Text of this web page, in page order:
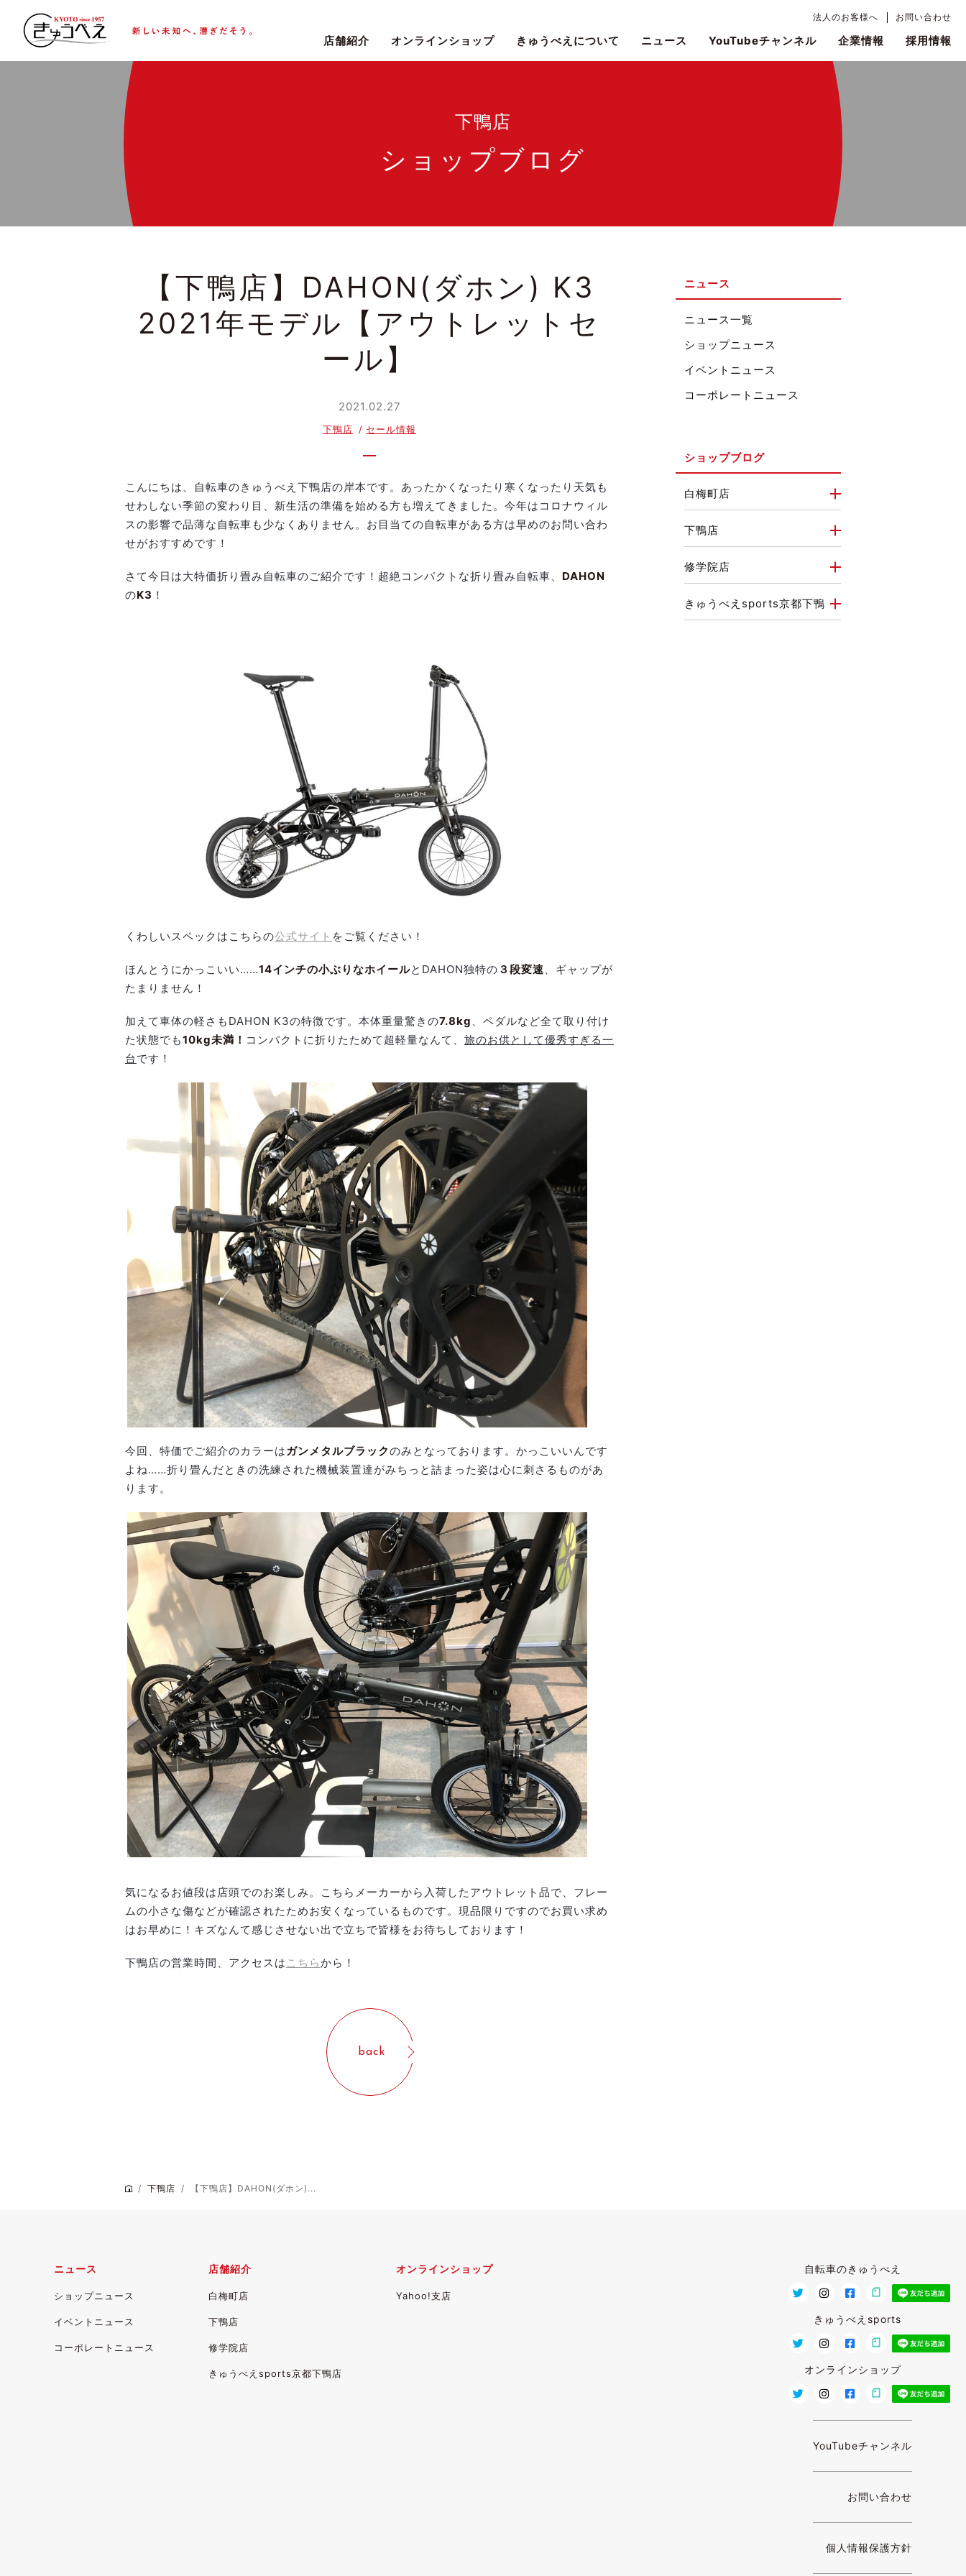
法人のお客様へ お問い合わせ
店舗紹介 オンラインショップ きゅうべえについて ニュース YouTubeチャンネル 企業情報 採用情報
下鴨店
ショップブログ
【下鴨店】DAHON(ダホン) K3
2021年モデル【アウトレットセ
ール】
2021.02.27
下鴨店 セール情報
こんにちは、自転車のきゅうべえ下鴨店の岸本です。あったかくなったり寒くなったり天気も
せわしない季節の変わり目、新生活の準備を始める方も増えてきました。今年はコロナウィル
スの影響で品薄な自転車も少なくありません。お目当ての自転車がある方は早めのお問い合わ
せがおすすめです！
さて今日は大特価折り畳み自転車のご紹介です！超絶コンパクトな折り畳み自転車、 DAHON
のK3 ！
くわしいスペックはこちらの公式サイト をご覧ください！
ほんとうにかっこいい……14インチの小ぶりなホイールとDAHON独特の ３段変速、ギャップが
たまりません！
加えて車体の軽さもDAHON K3の特徴です。本体重量驚きの7.8kg 、ペダルなど全て取り付け
た状態でも10kg未満！ コンパクトに折りたためて超軽量なんて、 旅のお供として優秀すぎる一
台です！
今回、特価でご紹介のカラーはガンメタルブラックのみとなっております。かっこいいんです
よね……折り畳んだときの洗練された機械装置達がみちっと詰まった姿は心に刺さるものがあ
ります。
気になるお値段は店頭でのお楽しみ。こちらメーカーから入荷したアウトレット品で、フレー
ムの小さな傷などが確認されたためお安くなっているものです。現品限りですのでお買い求め
はお早めに！キズなんて感じさせない出で立ちで皆様をお待ちしております！
下鴨店の営業時間、アクセスは こちらから！
back
ニュース
ニュース一覧
ショップニュース
イベントニュース
コーポレートニュース
ショップブログ
白梅町店
下鴨店
修学院店
きゅうべえsports京都下鴨
下鴨店 【下鴨店】DAHON(ダホン)...
ニュース
ショップニュース
イベントニュース
コーポレートニュース
店舗紹介
白梅町店
下鴨店
修学院店
きゅうべえsports京都下鴨店
オンラインショップ
Yahoo!支店
自転車のきゅうべえ
きゅうべえsports
オンラインショップ
YouTubeチャンネル
お問い合わせ
個人情報保護方針